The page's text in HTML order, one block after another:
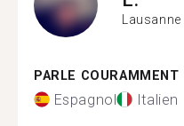
Lausanne
PARLE COURAMMENT
Espagnol Italien